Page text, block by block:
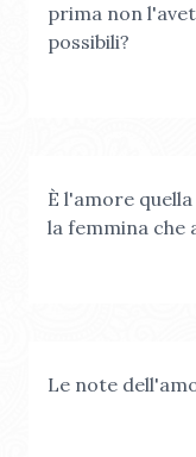
prima non
possibili?
È l'amore
la femmina che
Le note